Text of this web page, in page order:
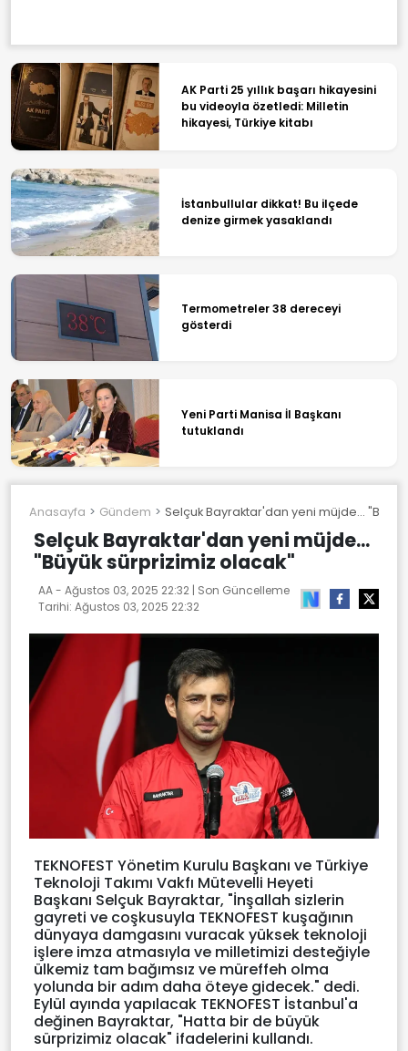
AK Parti 25 yıllık başarı hikayesini
bu videoyla özetledi: Milletin
hikayesi, Türkiye kitabı
İstanbullular dikkat! Bu ilçede
denize girmek yasaklandı
Termometreler 38 dereceyi
gösterdi
Yeni Parti Manisa İl Başkanı
tutuklandı
Anasayfa Gündem Selçuk Bayraktar'dan yeni müjde...
Selçuk Bayraktar'dan yeni müjde...
"Büyük sürprizimiz olacak"
AA - Ağustos 03, 2025 22:32 | Son Güncelleme
Tarihi: Ağustos 03, 2025 22:32
TEKNOFEST Yönetim Kurulu Başkanı ve Türkiye
Teknoloji Takımı Vakfı Mütevelli Heyeti
Başkanı Selçuk Bayraktar, "İnşallah sizlerin
gayreti ve coşkusuyla TEKNOFEST kuşağının
dünyaya damgasını vuracak yüksek teknoloji
işlere imza atmasıyla ve milletimizi desteğiyle
ülkemiz tam bağımsız ve müreffeh olma
yolunda bir adım daha öteye gidecek." dedi.
Eylül ayında yapılacak TEKNOFEST İstanbul'a
değinen Bayraktar, "Hatta bir de büyük
sürprizimiz olacak" ifadelerini kullandı.